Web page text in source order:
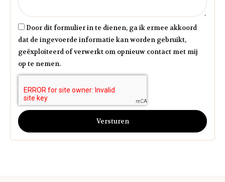
Door dit formulier in te dienen, ga ik ermee akkoord
dat de ingevoerde informatie kan worden gebruikt,
geëxploiteerd of verwerkt om opnieuw contact met mij
op te nemen.
Versturen